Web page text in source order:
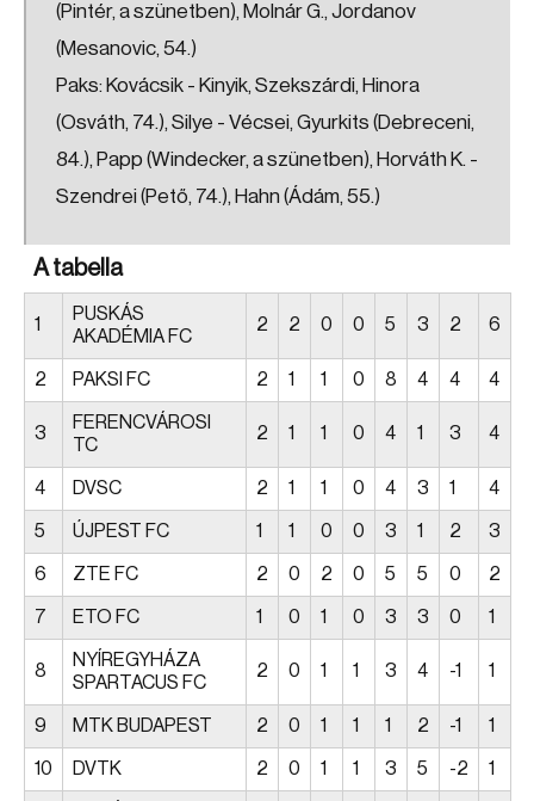
(Pintér, a szünetben), Molnár G., Jordanov
(Mesanovic, 54.)
Paks: Kovácsik - Kinyik, Szekszárdi, Hinora
(Osváth, 74.), Silye - Vécsei, Gyurkits (Debreceni,
84.), Papp (Windecker, a szünetben), Horváth K. -
Szendrei (Pető, 74.), Hahn (Ádám, 55.)
A tabella
1
PUSKÁS
AKADÉMIA FC
2 2 0 0 5 3 2 6
2 PAKSI FC 2 1 1 0 8 4 4 4
3
FERENCVÁROSI
TC
2 1 1 0 4 1 3 4
4 DVSC 2 1 1 0 4 3 1 4
5 ÚJPEST FC 1 1 0 0 3 1 2 3
6 ZTE FC 2 0 2 0 5 5 0 2
7 ETO FC 1 0 1 0 3 3 0 1
8
NYÍREGYHÁZA
SPARTACUS FC
2 0 1 1 3 4 -1 1
9 MTK BUDAPEST 2 0 1 1 1 2 -1 1
10 DVTK 2 0 1 1 3 5 -2 1